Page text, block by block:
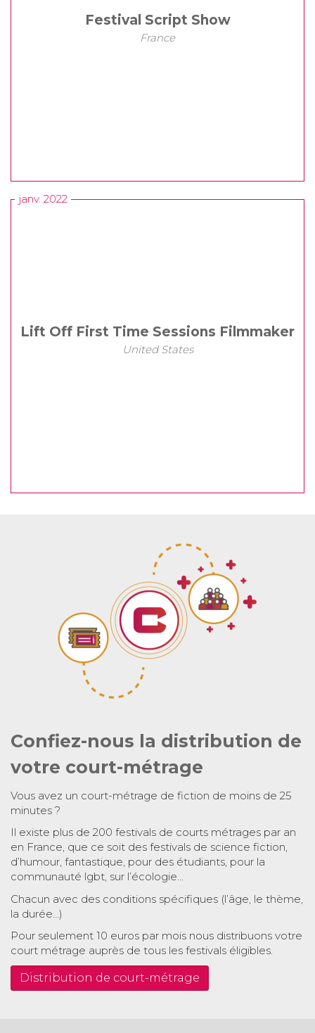
Festival Script Show
France
janv. 2022
Lift Off First Time Sessions Filmmaker
United States
Confiez-nous la distribution de
votre court-métrage
Vous avez un court-métrage de fiction de moins de 25
minutes ?
Il existe plus de 200 festivals de courts métrages par an
en France, que ce soit des festivals de science fiction,
d’humour, fantastique, pour des étudiants, pour la
communauté lgbt, sur l’écologie…
Chacun avec des conditions spécifiques (l’âge, le thème,
la durée…)
Pour seulement 10 euros par mois nous distribuons votre
court métrage auprès de tous les festivals éligibles.
Distribution de court-métrage